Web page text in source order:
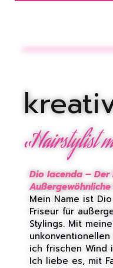
„Hairstylist
Dio Iacenda – Der
Mein Name ist
Friseur für
Stylings. Mit
ich frischen Wind
Ich liebe es, mit